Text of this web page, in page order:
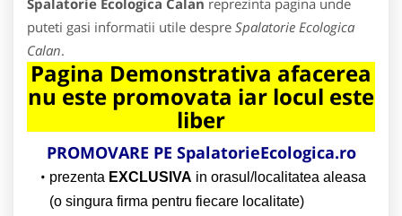
puteti gasi informatii utile despre Spalatorie Ecologica
Calan.
Pagina Demonstrativa afacerea
nu este promovata iar locul este
liber
PROMOVARE PE SpalatorieEcologica.ro
prezenta EXCLUSIVA in orasul/localitatea aleasa
(o singura firma pentru fiecare localitate)